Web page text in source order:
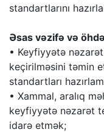
standartlarını
Əsas vəzifə və
• Keyfiyyətə
keçirilməsini təmin
standartları
• Xammal, aralıq
keyfiyyətə nəzarət
idarə etmək;